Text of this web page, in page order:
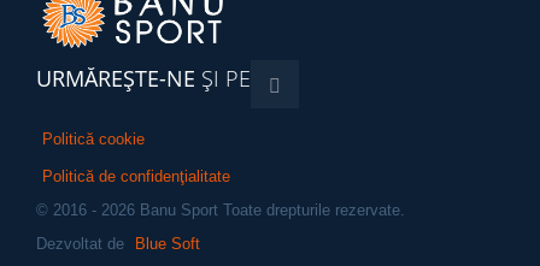
URMĂREŞTE-NE ŞI PE
Politică cookie
Politică de confidenţialitate
© 2016 - 2026 Banu Sport Toate drepturile rezervate.
Dezvoltat de
Blue Soft